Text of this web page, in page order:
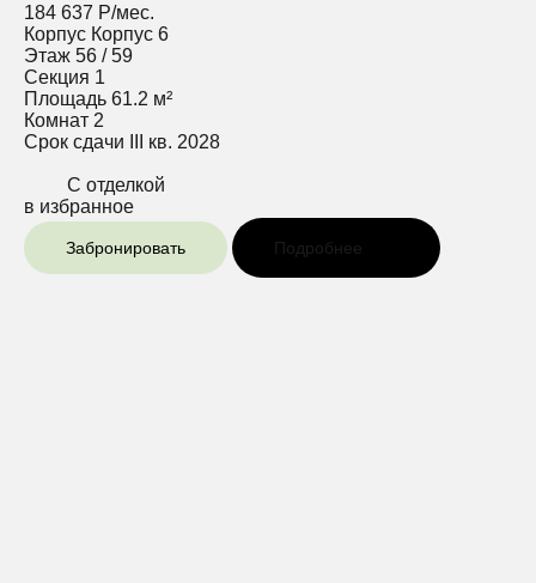
184 637 Р/мес.
Корпус Корпус 6
Этаж 56 / 59
Секция 1
Площадь 61.2 м²
Комнат 2
Срок сдачи
III кв. 2028
С отделкой
в избранное
Забронировать Подробнее